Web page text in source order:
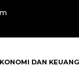
DAN